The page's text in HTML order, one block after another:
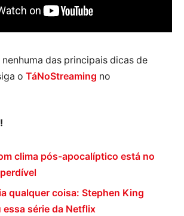
das principais dicas de
o TáNoStreaming no
clima pós-apocalíptico está no
qualquer coisa: Stephen King
essa série da Netflix